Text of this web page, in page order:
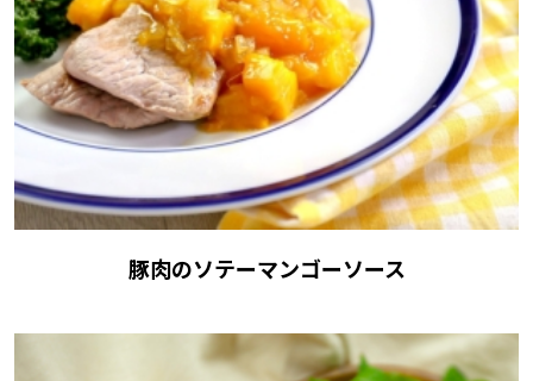
豚肉のソテーマンゴーソース